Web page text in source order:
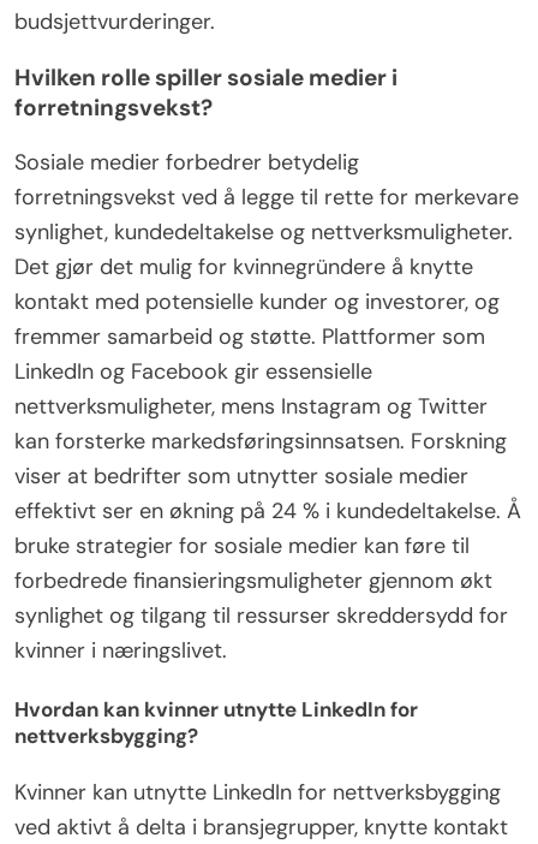
budsjettvurderinger.
Hvilken rolle spiller sosiale medier i
forretningsvekst?
Sosiale medier forbedrer betydelig
forretningsvekst ved å legge til rette for merkevare
synlighet, kundedeltakelse og nettverksmuligheter.
Det gjør det mulig for kvinnegründere å knytte
kontakt med potensielle kunder og investorer, og
fremmer samarbeid og støtte. Plattformer som
LinkedIn og Facebook gir essensielle
nettverksmuligheter, mens Instagram og Twitter
kan forsterke markedsføringsinnsatsen. Forskning
viser at bedrifter som utnytter sosiale medier
effektivt ser en økning på 24 % i kundedeltakelse. Å
bruke strategier for sosiale medier kan føre til
forbedrede finansieringsmuligheter gjennom økt
synlighet og tilgang til ressurser skreddersydd for
kvinner i næringslivet.
Hvordan kan kvinner utnytte LinkedIn for
nettverksbygging?
Kvinner kan utnytte LinkedIn for nettverksbygging
ved aktivt å delta i bransjegrupper, knytte kontakt